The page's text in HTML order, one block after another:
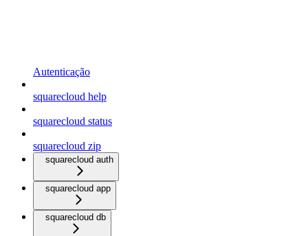
Autenticação
squarecloud help
squarecloud status
squarecloud zip
squarecloud auth
squarecloud app
squarecloud db